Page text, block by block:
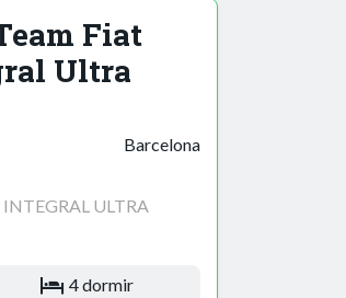
Fiat
Ultra
Barcelona
ULTRA
4 dormir